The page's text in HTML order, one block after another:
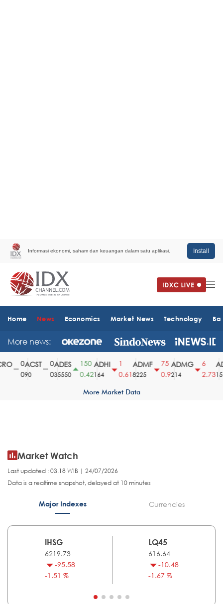
Informasi ekonomi, saham dan keuangan dalam satu aplikasi. Install
Home News Economics Market News Technology
More news:
ACST
90
ADES
35550
150
0.42
ADHI
164
0.61
ADMF
8225
75
0.9
ADMG
214
2.731510
More Market Data
Market Watch
Last updated : 03.18 WIB | 24/07/2026
Data is a realtime snapshot, delayed at 10 minutes
Major Indexes Currencies
IHSG
6219.73
-95.58
-1.51 %
LQ45
616.64
-10.48
-1.67 %